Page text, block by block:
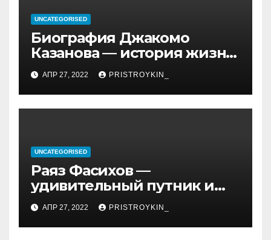
UNCATEGORISED
Биография Джакомо
Казанова — история жизни
легендарного седуктора
АПР 27, 2022 PRISTROYKIN_
UNCATEGORISED
Раяз Фасихов —
удивительный путник и
достойный представитель
нового поколения
молодых спортсменов
АПР 27, 2022 PRISTROYKIN_